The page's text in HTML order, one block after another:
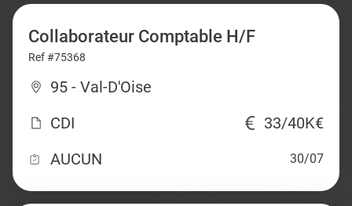
Collaborateur Comptable H/F
Ref #75368
95 - Val-D'Oise
CDI
33/40K€
AUCUN
30/07